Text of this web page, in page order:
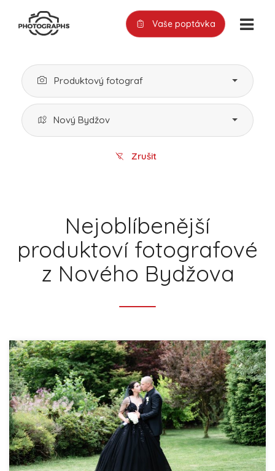
Vaše poptávka
Produktový fotograf
Nový Bydžov
Zrušit
Nejoblíbenější
produktoví fotografové
z Nového Bydžova